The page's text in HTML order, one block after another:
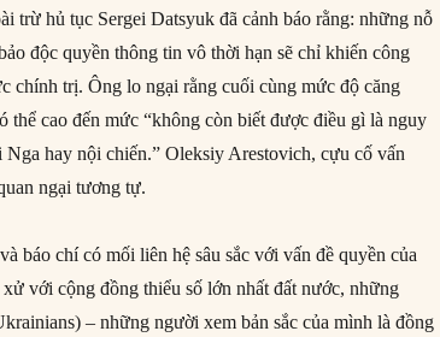
trừ hủ tục Sergei Datsyuk đã cảnh báo rằng: những nỗ
độc quyền thông tin vô thời hạn sẽ chỉ khiến công
chính trị. Ông lo ngại rằng cuối cùng mức độ căng
thể cao đến mức “không còn biết được điều gì là nguy
hay nội chiến.” Oleksiy Arestovich, cựu cố vấn
ngại tương tự.
báo chí có mối liên hệ sâu sắc với vấn đề quyền của
với cộng đồng thiểu số lớn nhất đất nước, những
– những người xem bản sắc của mình là đồng